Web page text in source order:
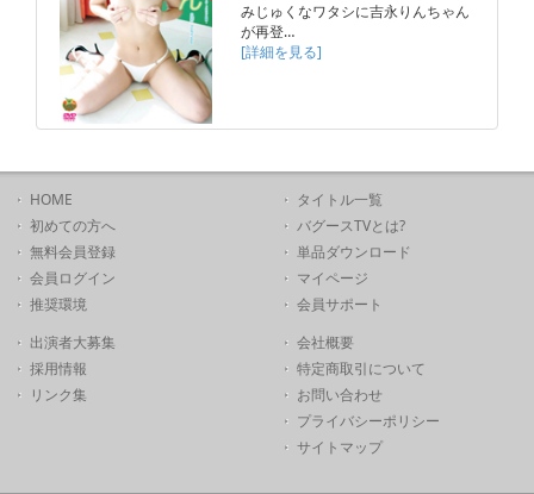
みじゅくなワタシに吉永りんちゃん
が再登…
[詳細を見る]
HOME
初めての方へ
無料会員登録
会員ログイン
推奨環境
タイトル一覧
バグースTVとは?
単品ダウンロード
マイページ
会員サポート
出演者大募集
採用情報
リンク集
会社概要
特定商取引について
お問い合わせ
プライバシーポリシー
サイトマップ